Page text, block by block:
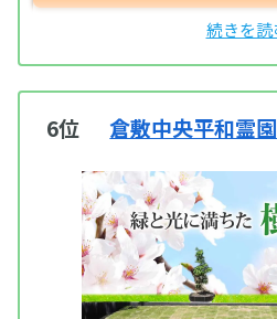
6位 倉敷中央平和霊園